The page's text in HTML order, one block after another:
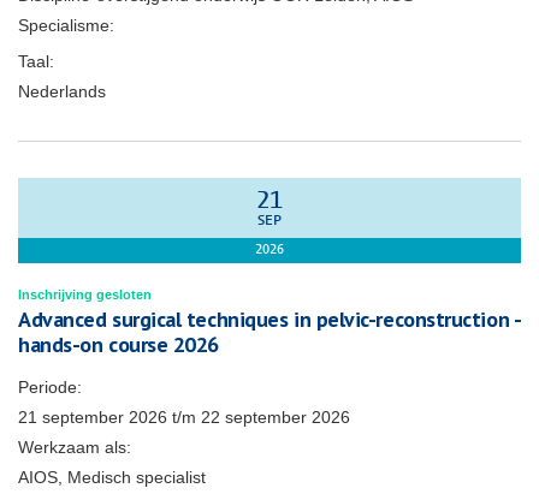
Specialisme:
Taal:
Nederlands
21
SEP
2026
Inschrijving gesloten
Advanced surgical techniques in pelvic-reconstruction -
hands-on course 2026
Periode:
21 september 2026 t/m 22 september 2026
Werkzaam als:
AIOS, Medisch specialist